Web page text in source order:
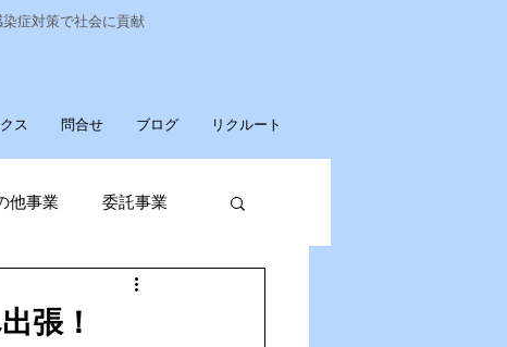
症対策で社会に貢献
ス 問合せ ブログ リクルート
他事業 委託事業
張！